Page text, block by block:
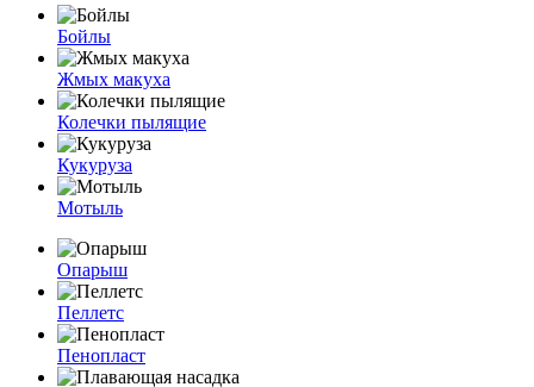
Бойлы
Жмых макуха
Колечки пылящие
Кукуруза
Мотыль
Опарыш
Пеллетс
Пенопласт